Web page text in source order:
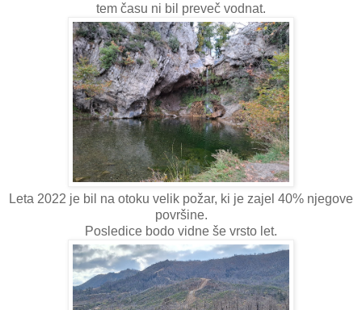
tem času ni bil preveč vodnat.
Leta 2022 je bil na otoku velik požar, ki je zajel 40% njegove
površine.
Posledice bodo vidne še vrsto let.